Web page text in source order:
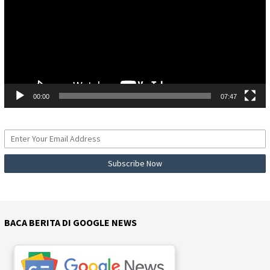
00:00 07:47
BACA BERITA DI GOOGLE NEWS